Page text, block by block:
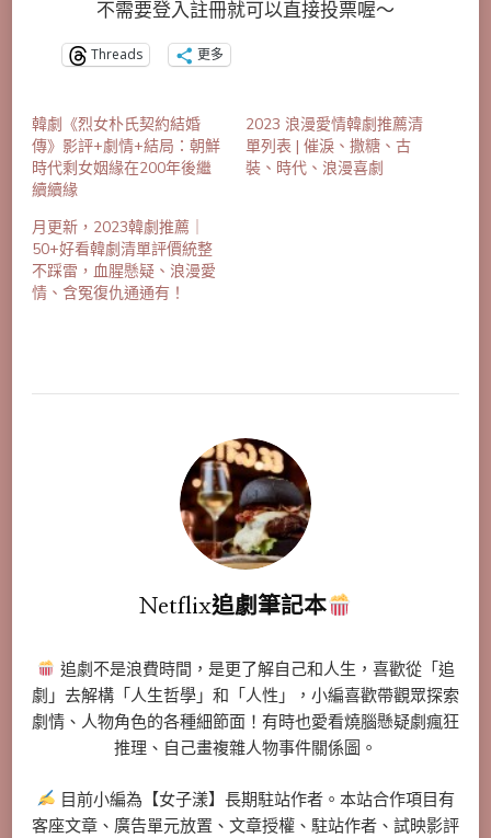
不需要登入註冊就可以直接投票喔～
Threads 更多
韓劇《烈女朴氏契約結婚
傳》影評+劇情+結局：朝鮮
時代剩女姻緣在200年後繼
續續緣
2023 浪漫愛情韓劇推薦清
單列表 | 催淚、撒糖、古
裝、時代、浪漫喜劇
月更新，2023韓劇推薦｜
50+好看韓劇清單評價統整
不踩雷，血腥懸疑、浪漫愛
情、含冤復仇通通有！
Netflix追劇筆記本
追劇不是浪費時間，是更了解自己和人生，喜歡從「追
劇」去解構「人生哲學」和「人性」，小編喜歡帶觀眾探索
劇情、人物角色的各種細節面！有時也愛看燒腦懸疑劇瘋狂
推理、自己畫複雜人物事件關係圖。
目前小編為【女子漾】長期駐站作者。本站合作項目有
客座文章、廣告單元放置、文章授權、駐站作者、試映影評